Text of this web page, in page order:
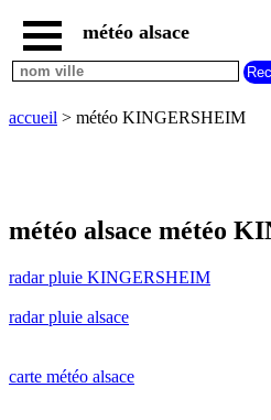
accueil
radar
KINGERSHEIM
radar
pluie
carte
météo
france
villes
météo alsace
accueil > météo KINGERSHEIM
météo alsace météo
radar pluie KINGERSHEIM
radar pluie alsace
carte météo alsace